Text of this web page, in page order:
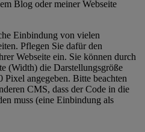
Blog oder meiner Webseite
Einbindung von vielen
Pflegen Sie dafür den
Webseite ein. Sie können durch
(Width) die Darstellungsgröße
Pixel angegeben. Bitte beachten
CMS, dass der Code in die
muss (eine Einbindung als